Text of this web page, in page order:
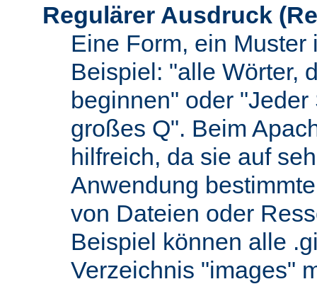
Regulärer Ausdruck
Eine Form, ein Muster
Beispiel: "alle Wörter,
beginnen" oder
großes Q". Beim
hilfreich, da sie auf
Anwendung
von Dateien oder
Beispiel können alle
Verzeichnis "images"